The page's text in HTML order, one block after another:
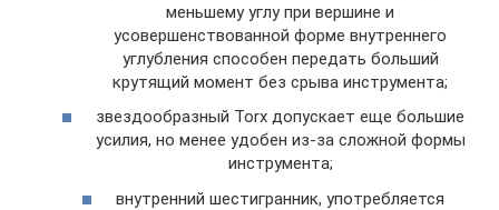
меньшему углу при вершине и
усовершенствованной форме внутреннего
углубления способен передать больший
крутящий момент без срыва инструмента;
звездообразный Torx допускает еще большие
усилия, но менее удобен из-за сложной формы
инструмента;
внутренний шестигранник, употребляется